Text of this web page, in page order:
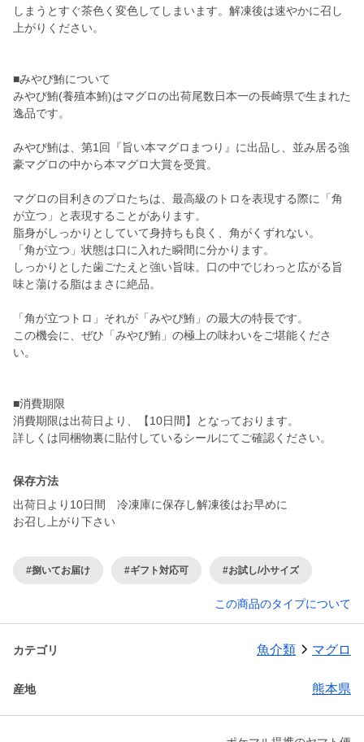
しまうとすぐ茶色く変色してしまいます。解凍後は速やかに召し
上がりください。
■みやび鮪について
みやび鮪(養殖本鮪)はマグロの出荷尾数日本一の長崎県で生まれた
逸品です。
みやび鮪は、第1回『旨い本マグロまつり』に出品し、並み居る強
豪マグロの中から本マグロ大賞を受賞。
マグロの目利きのプロたちは、最高級のトロを表現する際に「角
が立つ」と表現することがあります。
脂身がしっかりとしていて身持ちも良く、角がくずれない。
「角が立つ」状態は口に入れた瞬間に分かります。
しっかりとした歯ごたえと強い旨味。口の中でじわっと広がる旨
味と蕩ける脂はまさに絶品。
「角が立つトロ」それが「みやび鮪」の最大の特長です。
この機会に、ぜひ「みやび鮪」の極上の味わいをご堪能くださ
い。
■消費期限
消費期限は出荷日より、【10日間】となっております。
詳しくは同梱物裏に貼付しているシールにてご確認ください。
保存方法
出荷日より10日間 冷凍庫に保存し解凍後はお早めに
お召し上がり下さい
#捌いてお届け #ギフト対応可 #お試し/小サイズ
この商品のタイプについて
カテゴリ 魚介類 マグロ
産地 熊本県